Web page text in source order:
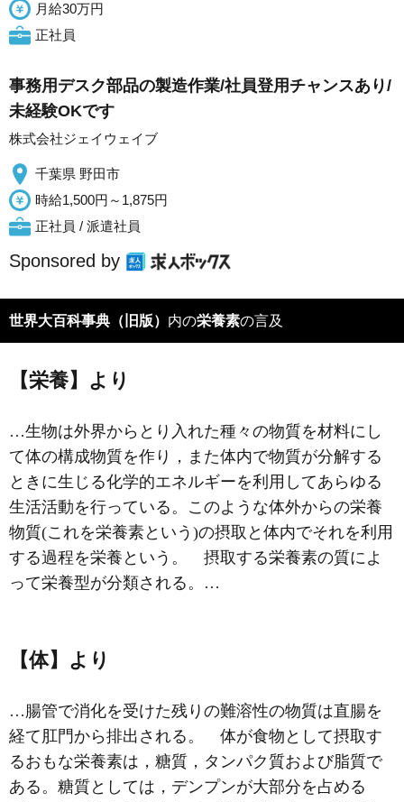
月給30万円
正社員
事務用デスク部品の製造作業/社員登用チャンスあり/
未経験OKです
株式会社ジェイウェイブ
千葉県 野田市
時給1,500円～1,875円
正社員 / 派遣社員
Sponsored by
世界大百科事典（旧版） 内の栄養素の言及
【栄養】より
…生物は外界からとり入れた種々の物質を材料にし
て体の構成物質を作り，また体内で物質が分解する
ときに生じる化学的エネルギーを利用してあらゆる
生活活動を行っている。このような体外からの栄養
物質(これを栄養素という)の摂取と体内でそれを利用
する過程を栄養という。 摂取する栄養素の質によ
って栄養型が分類される。…
【体】より
…腸管で消化を受けた残りの難溶性の物質は直腸を
経て 肛門から排出される。 体が食物として摂取す
るおもな栄養素は，糖質，タンパク質および脂質で
ある。糖質としては，デンプンが大部分を占める